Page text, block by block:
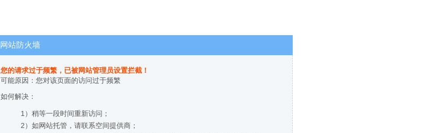
网站防火墙
您的请求过于频繁，已被网站管理员设置拦截！
可能原因：您对该页面的访问过于频繁
如何解决：
1）稍等一段时间重新访问；
2）如网站托管，请联系空间提供商；